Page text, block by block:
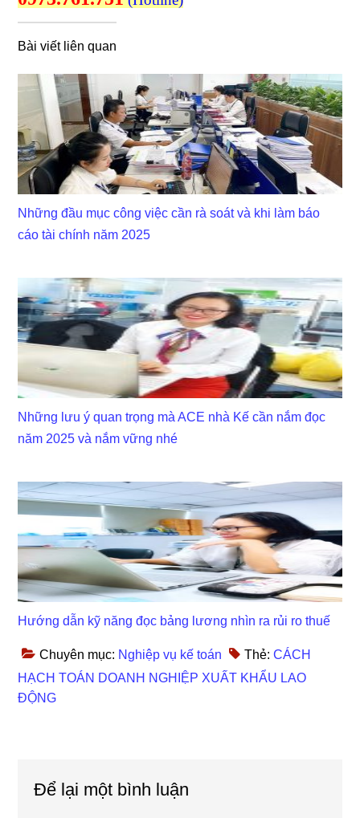
Bài viết liên quan
Những đầu mục công việc cần rà soát và khi làm báo
cáo tài chính năm 2025
Những lưu ý quan trọng mà ACE nhà Kế cần nắm đọc
năm 2025 và nắm vững nhé
Hướng dẫn kỹ năng đọc bảng lương nhìn ra rủi ro thuế
Chuyên mục: Nghiệp vụ kế toán Thẻ:CÁCH
HẠCH TOÁN DOANH NGHIỆP XUẤT KHẨU LAO
ĐỘNG
Interactions
Để lại một bình luận